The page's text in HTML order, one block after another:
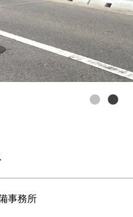
事務所